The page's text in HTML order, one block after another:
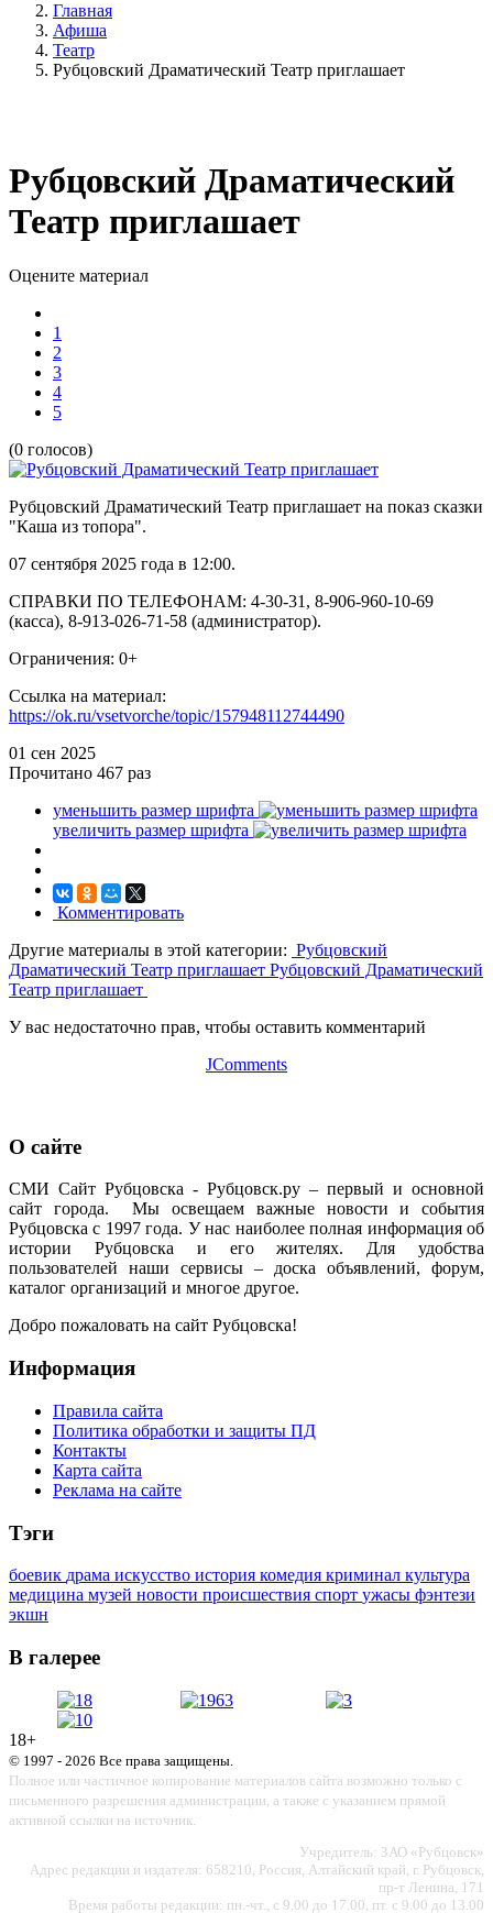
Главная
Афиша
Театр
Рубцовский Драматический Театр приглашает
Рубцовский Драматический
Театр приглашает
Оцените материал
1
2
3
4
5
(0 голосов)
Рубцовский Драматический Театр приглашает на показ сказки
"Каша из топора".
07 сентября 2025 года в 12:00.
СПРАВКИ ПО ТЕЛЕФОНАМ: 4-30-31, 8-906-960-10-69
(касса), 8-913-026-71-58 (администратор).
Ограничения: 0+
Ссылка на материал:
https://ok.ru/vsetvorche/topic/157948112744490
01 сен 2025
Прочитано 467 раз
уменьшить размер шрифта
увеличить размер шрифта
Комментировать
Другие материалы в этой категории: Рубцовский
Драматический Театр приглашает Рубцовский Драматический
Театр приглашает
У вас недостаточно прав, чтобы оставить комментарий
JComments
О сайте
СМИ Сайт Рубцовска - Рубцовск.ру – первый и основной
сайт города. Мы освещаем важные новости и события
Рубцовска с 1997 года. У нас наиболее полная информация об
истории Рубцовска и его жителях. Для удобства
пользователей наши сервисы – доска объявлений, форум,
каталог организаций и многое другое.
Добро пожаловать на сайт Рубцовска!
Информация
Правила сайта
Политика обработки и защиты ПД
Контакты
Карта сайта
Реклама на сайте
Тэги
боевик драма искусство история комедия криминал культура
медицина музей новости происшествия спорт ужасы фэнтези
экшн
В галерее
18+
© 1997 - 2026 Все права защищены.
Полное или частичное копирование материалов сайта возможно только с
письменного разрешения администрации, а также с указанием прямой
активной ссылки на источник.
Учредитель: ЗАО «Рубцовск»
Адрес редакции и издателя: 658210, Россия, Алтайский край, г. Рубцовск,
пр-т Ленина, 171
Время работы редакции: пн.-чт., с 9.00 до 17.00, пт. с 9.00 до 13.00